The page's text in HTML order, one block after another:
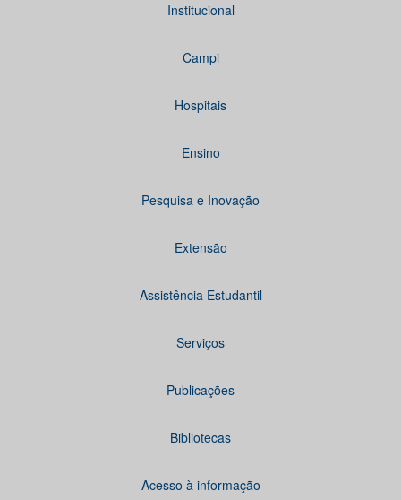
Institucional
Campi
Hospitais
Ensino
Pesquisa e Inovação
Extensão
Assistência Estudantil
Serviços
Publicações
Bibliotecas
Acesso à informação